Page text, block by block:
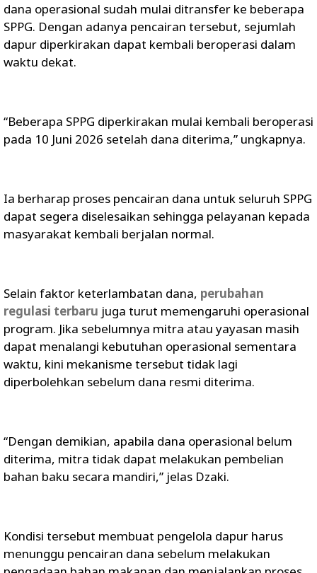
dana operasional sudah mulai ditransfer ke beberapa
SPPG. Dengan adanya pencairan tersebut, sejumlah
dapur diperkirakan dapat kembali beroperasi dalam
waktu dekat.
“Beberapa SPPG diperkirakan mulai kembali beroperasi
pada 10 Juni 2026 setelah dana diterima,” ungkapnya.
Ia berharap proses pencairan dana untuk seluruh SPPG
dapat segera diselesaikan sehingga pelayanan kepada
masyarakat kembali berjalan normal.
Selain faktor keterlambatan dana, perubahan
regulasi terbaru juga turut memengaruhi operasional
program. Jika sebelumnya mitra atau yayasan masih
dapat menalangi kebutuhan operasional sementara
waktu, kini mekanisme tersebut tidak lagi
diperbolehkan sebelum dana resmi diterima.
“Dengan demikian, apabila dana operasional belum
diterima, mitra tidak dapat melakukan pembelian
bahan baku secara mandiri,” jelas Dzaki.
Kondisi tersebut membuat pengelola dapur harus
menunggu pencairan dana sebelum melakukan